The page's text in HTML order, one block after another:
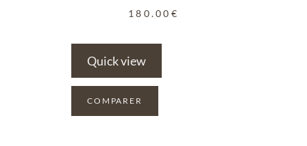
180.00 €
Quick view
COMPARER